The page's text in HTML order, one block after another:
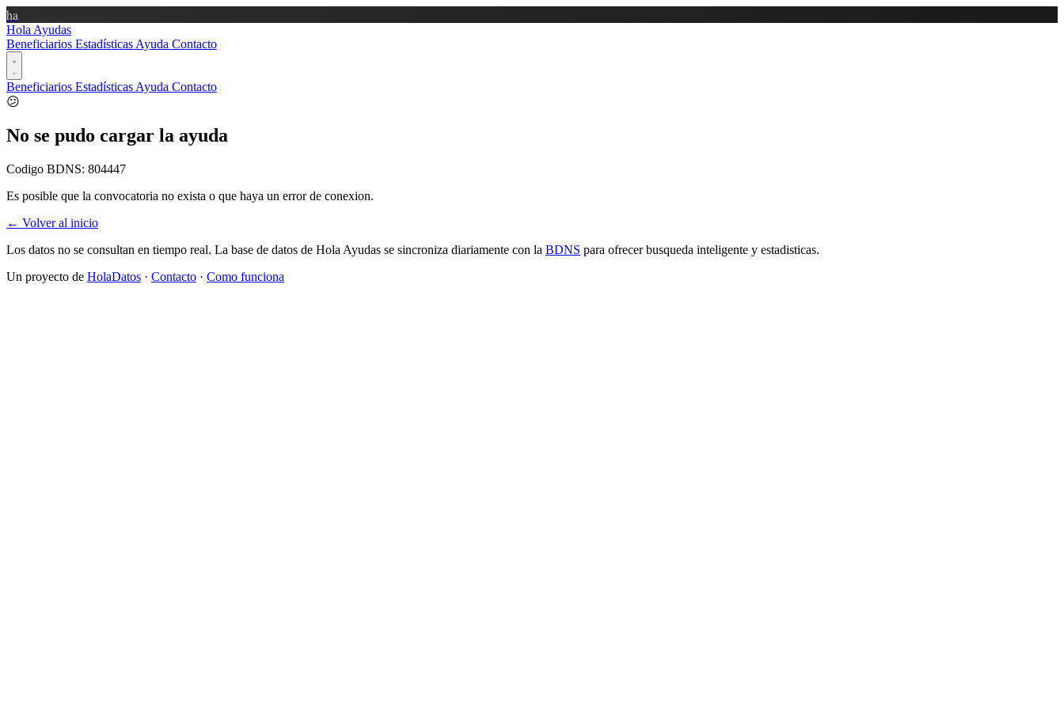
ha
Hola Ayudas
Beneficiarios Estadísticas Ayuda Contacto
Beneficiarios Estadísticas Ayuda Contacto
😕
No se pudo cargar la ayuda
Codigo BDNS: 804447
Es posible que la convocatoria no exista o que haya un error de conexion.
← Volver al inicio
Los datos no se consultan en tiempo real. La base de datos de Hola Ayudas se sincroniza diariamente con la BDNS para ofrecer busqueda inteligente y estadisticas.
Un proyecto de HolaDatos · Contacto · Como funciona